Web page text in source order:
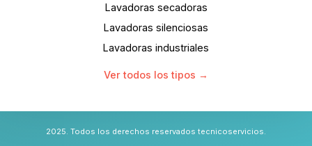
Lavadoras secadoras
Lavadoras silenciosas
Lavadoras industriales
Ver todos los tipos →
2025. Todos los derechos reservados tecnicoservicios.